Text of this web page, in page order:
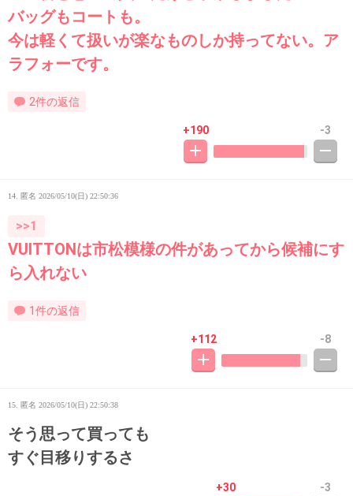
バッグもコートも。
今は軽くて扱いが楽なものしか持ってない。ア
ラフォーです。
2件の返信
+190 -3
14. 匿名 2026/05/10(日) 22:50:36
>>1
VUITTONは市松模様の件があってから候補にす
ら入れない
1件の返信
+112 -8
15. 匿名 2026/05/10(日) 22:50:38
そう思って買っても
すぐ目移りするさ
+30 -3